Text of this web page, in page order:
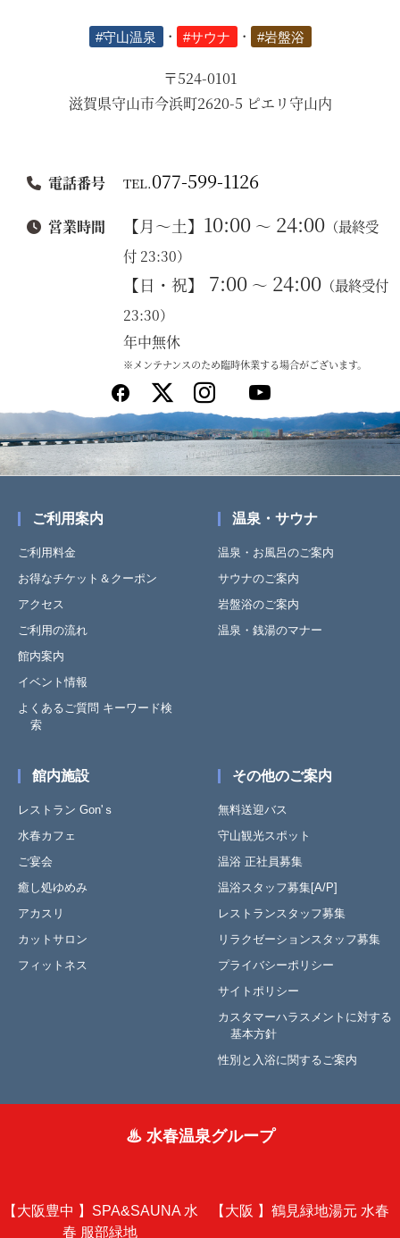
#守山温泉 ・ #サウナ ・ #岩盤浴
〒524-0101
滋賀県守山市今浜町2620-5 ピエリ守山内
電話番号 TEL.077-599-1126
営業時間 【月～土】 10:00～ 24:00（最終受
付 23:30）
【日・祝】 7:00～ 24:00（最終受付
23:30）
年中無休
※メンテナンスのため臨時休業する場合がございます。
ご利用案内
ご利用料金
お得なチケット＆クーポン
アクセス
ご利用の流れ
館内案内
イベント情報
よくあるご質問 キーワード検
索
温泉・サウナ
温泉・お風呂のご案内
サウナのご案内
岩盤浴のご案内
温泉・銭湯のマナー
館内施設
レストラン Gon'ｓ
水春カフェ
ご宴会
癒し処ゆめみ
アカスリ
カットサロン
フィットネス
その他のご案内
無料送迎バス
守山観光スポット
温浴 正社員募集
温浴スタッフ募集[A/P]
レストランスタッフ募集
リラクゼーションスタッフ募集
プライバシーポリシー
サイトポリシー
カスタマーハラスメントに対する
基本方針
性別と入浴に関するご案内
♨ 水春温泉グループ
【大阪豊中 】 SPA&SAUNA 水
春 服部緑地
【大阪 】 鶴見緑地湯元 水春